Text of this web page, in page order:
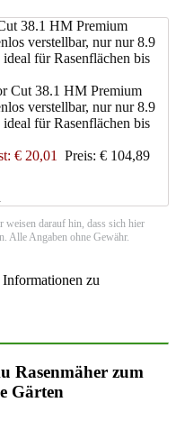
38.1 HM Premium
verstellbar, nur nur 8.9
für Rasenflächen bis
€ 20,01 Preis: € 104,89
darauf hin, dass sich hier
Alle Angaben ohne Gewähr.
zu
Rasenmäher zum
Gärten